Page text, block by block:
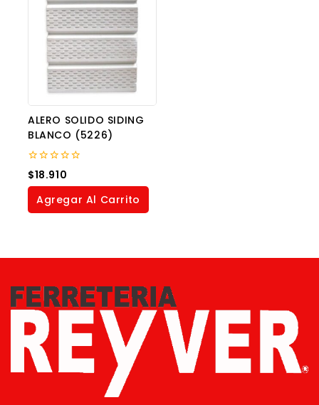
ALERO SOLIDO SIDING
BLANCO (5226)
0
out
of
$18.910
Agregar Al Carrito